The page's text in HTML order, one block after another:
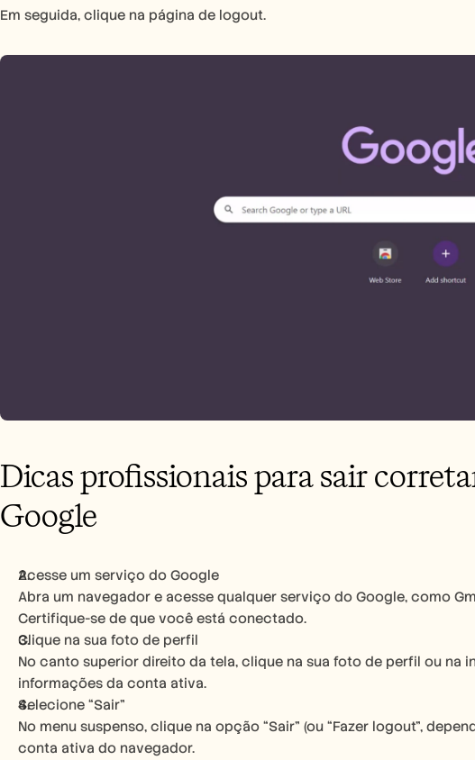
Em seguida, clique na página de logout.
Dicas profissionais para sair
Google
Acesse um serviço do Google
Abra um navegador e acesse qualquer serviço do Google, como
Certifique-se de que você está conectado.
Clique na sua foto de perfil
No canto superior direito da tela, clique na sua foto de perfil ou na
informações da conta ativa.
Selecione “Sair”
No menu suspenso, clique na opção “Sair” (ou “Fazer logout”,
conta ativa do navegador.